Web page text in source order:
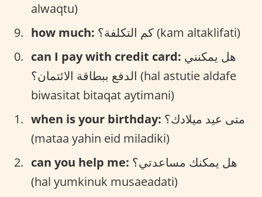
alwaqtu)
how much:
كم التكلفة؟ (kam altaklifati)
can I pay with credit card:
الدفع ببطاقة الائتمان؟ (hal astutie aldafe
biwasitat bitaqat aytimani)
when is your birthday:
(mataa yahin eid miladiki)
can you help me:
(hal yumkinuk musaeadati)